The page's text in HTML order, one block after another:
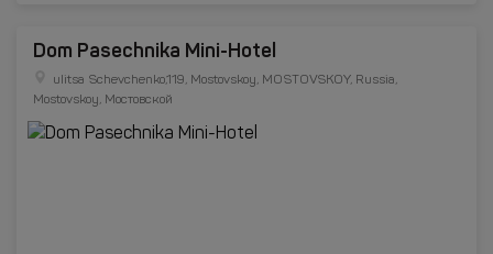
Dom Pasechnika Mini-Hotel
ulitsa Schevchenko,119, Mostovskoy, MOSTOVSKOY, Russia,
Mostovskoy, Мостовской